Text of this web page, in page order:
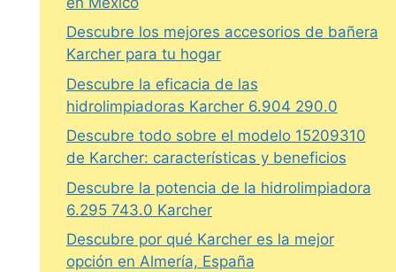
Descubre los mejores accesorios de bañera
Karcher para tu hogar
Descubre la eficacia de las
hidrolimpiadoras Karcher 6.904 290.0
Descubre todo sobre el modelo 15209310
de Karcher: características y beneficios
Descubre la potencia de la hidrolimpiadora
6.295 743.0 Karcher
Descubre por qué Karcher es la mejor
opción en Almería, España